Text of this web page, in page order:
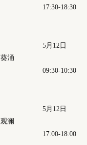
17:30-18:30
葵涌
5月12日
09:30-10:30
观澜
5月12日
17:00-18:00